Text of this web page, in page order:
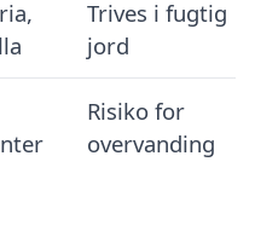
Trives i fugtig
jord
Risiko for
overvanding